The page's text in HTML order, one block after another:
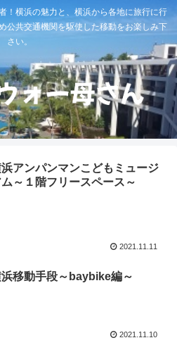
！横浜の魅力と、横浜から各地に旅行に行
公共交通機関を駆使した移動をお楽しみ下
さい。
アンパンマンこどもミュージ
～１階フリースペース～
2021.11.11
移動手段～baybike編～
2021.11.10